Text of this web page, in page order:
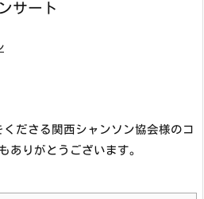
サート
ださる関西シャンソン協会様のコ
ありがとうございます。